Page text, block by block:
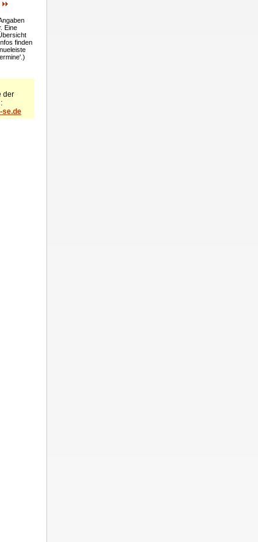
Eine
finden
der
se.de